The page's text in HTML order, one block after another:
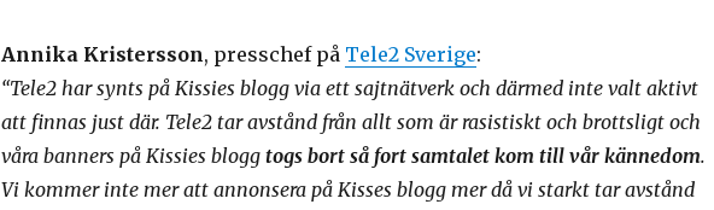
Annika Kristersson, presschef på Tele2 Sverige:
“Tele2 har synts på Kissies blogg via ett sajtnätverk och därmed inte valt aktivt
att finnas just där. Tele2 tar avstånd från allt som är rasistiskt och brottsligt och
våra banners på Kissies blogg togs bort så fort samtalet kom till vår kännedom.
Vi kommer inte mer att annonsera på Kisses blogg mer då vi starkt tar avstånd